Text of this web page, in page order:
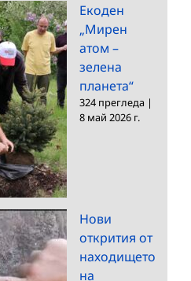
Екоден
„Мирен
атом –
зелена
планета“
324 прегледа |
8 май 2026 г.
Нови
открития от
находището
на